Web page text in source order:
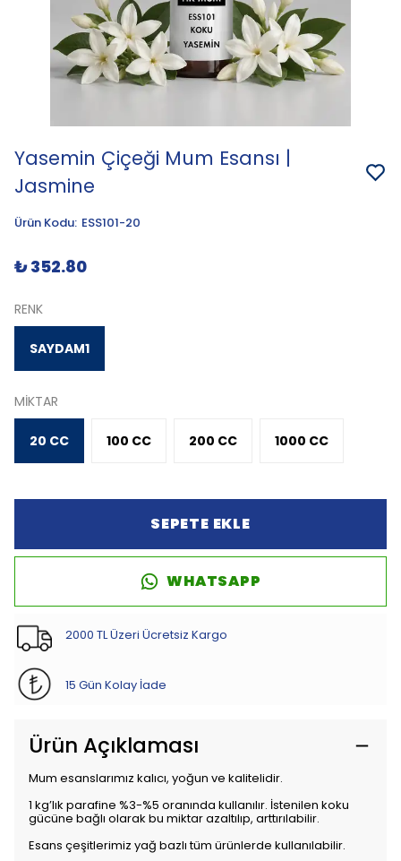
Yasemin Çiçeği Mum Esansı |
Jasmine
Ürün Kodu: ESS101-20
₺ 352.80
RENK
SAYDAM1
MİKTAR
20 CC 100 CC 200 CC 1000 CC
SEPETE EKLE
WHATSAPP
2000 TL Üzeri Ücretsiz Kargo
15 Gün Kolay İade
Ürün Açıklaması
Mum esanslarımız kalıcı, yoğun ve kalitelidir.
1 kg’lık parafine %3-%5 oranında kullanılır. İstenilen koku
gücüne bağlı olarak bu miktar azaltılıp, arttırılabilir.
Esans çeşitlerimiz yağ bazlı tüm ürünlerde kullanılabilir.